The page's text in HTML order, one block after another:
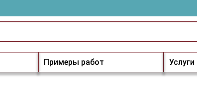
Примеры работ Услуги